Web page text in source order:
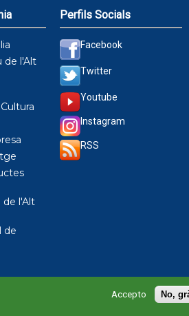
de l'Alt
de l'Alt
de
Perfils Socials
Facebook
Twitter
Youtube
Instagram
RSS
Accepto No,